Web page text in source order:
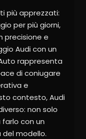
più apprezzati:
per più giorni,
precisione e
Audi con un
rappresenta
di coniugare
e
contesto, Audi
non solo
con un
modello.